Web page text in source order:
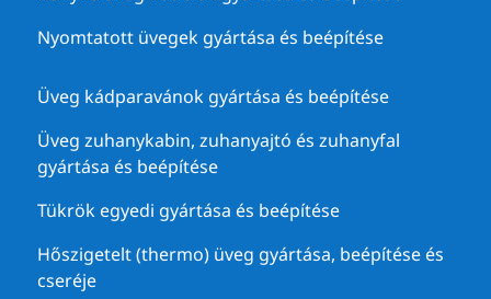
Nyomtatott üvegek gyártása és beépítése
Üveg kádparavánok gyártása és beépítése
Üveg zuhanykabin, zuhanyajtó és zuhanyfal
gyártása és beépítése
Tükrök egyedi gyártása és beépítése
Hőszigetelt (thermo) üveg gyártása, beépítése és
cseréje